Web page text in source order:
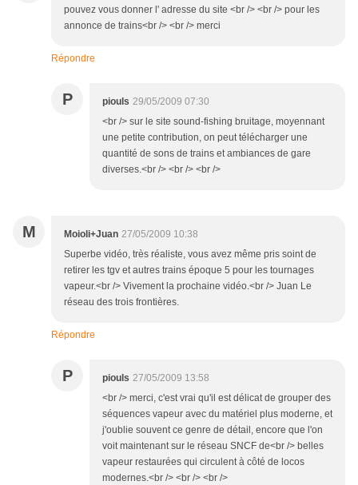
pouvez vous donner l' adresse du site <br /> <br /> pour les
annonce de trains<br /> <br /> merci
Répondre
P piouls 29/05/2009 07:30
<br /> sur le site sound-fishing bruitage, moyennant
une petite contribution, on peut télécharger une
quantité de sons de trains et ambiances de gare
diverses.<br /> <br /> <br />
M Moioli+Juan 27/05/2009 10:38
Superbe vidéo, très réaliste, vous avez même pris soint de
retirer les tgv et autres trains époque 5 pour les tournages
vapeur.<br /> Vivement la prochaine vidéo.<br /> Juan Le
réseau des trois frontières.
Répondre
P piouls 27/05/2009 13:58
<br /> merci, c'est vrai qu'il est délicat de grouper des
séquences vapeur avec du matériel plus moderne, et
j'oublie souvent ce genre de détail, encore que l'on
voit maintenant sur le réseau SNCF de<br /> belles
vapeur restaurées qui circulent à côté de locos
modernes.<br /> <br /> <br />